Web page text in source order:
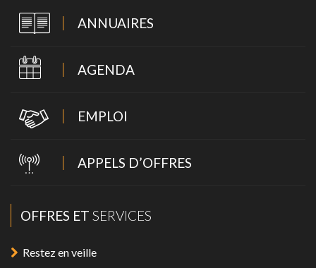
ANNUAIRES
AGENDA
EMPLOI
APPELS D’OFFRES
OFFRES ET SERVICES
Restez en veille